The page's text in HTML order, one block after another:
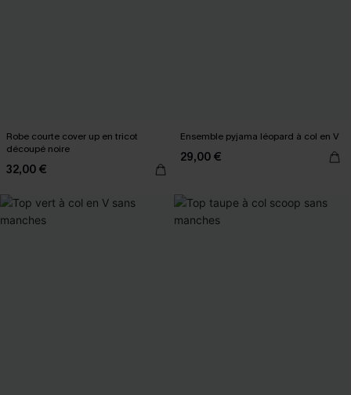
Robe courte cover up en tricot
découpé noire
32,00 €
Ensemble pyjama léopard à col en V
29,00 €